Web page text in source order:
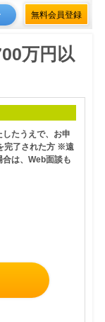
無料会員登録
万円以
たうえで、お申
完了された方 ※遠
は、Web面談も